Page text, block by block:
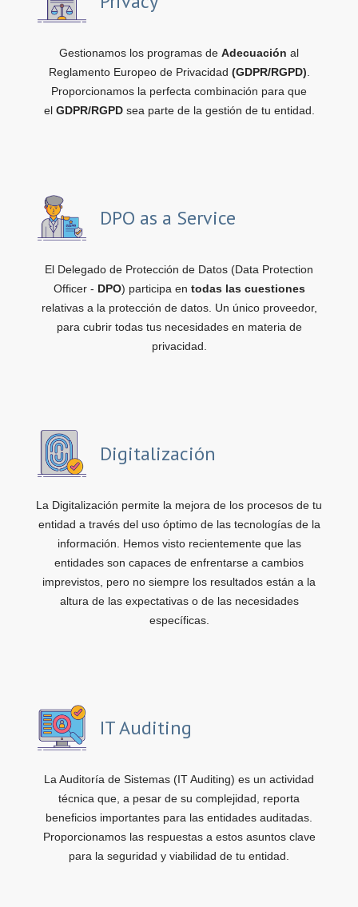
Gestionamos los programas de Adecuación al
Reglamento Europeo de Privacidad (GDPR/RGPD)
Proporcionamos la perfecta combinación para que
el GDPR/RGPDsea parte de la gestión de tu entidad.
DPO as a Service
El Delegado de Protección de Datos (Data Protection
Officer - DPO) participa en todas las cuestiones
relativas a la protección de datos. Un único proveedor,
para cubrir todas tus necesidades en materia de
privacidad.
Digitalización
La Digitalización permite la mejora de los procesos de tu
entidad a través del uso óptimo de las tecnologías de la
información. Hemos visto recientemente que las
entidades son capaces de enfrentarse a cambios
imprevistos, pero no siempre los resultados están a la
altura de las expectativas o de las necesidades
específicas.
IT Auditing
La Auditoría de Sistemas (IT Auditing) es un actividad
técnica que, a pesar de su complejidad, reporta
beneficios importantes para las entidades auditadas.
Proporcionamos las respuestas a estos asuntos clave
para la seguridad y viabilidad de tu entidad.